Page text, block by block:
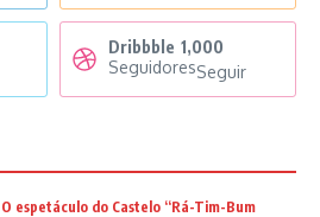
Dribbble 1,000
SeguidoresSeguir
O espetáculo do Castelo “Rá-Tim-Bum